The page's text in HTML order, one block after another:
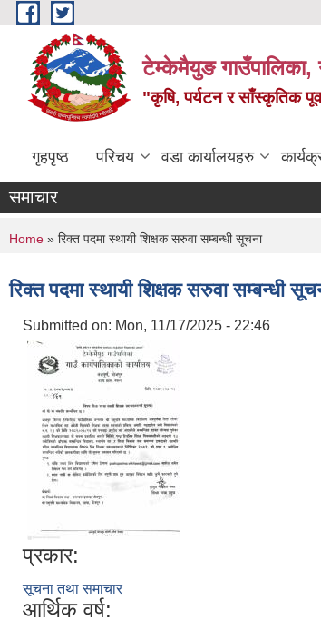
Skip to main content
टेम्केमैयुङ गाउँपालिका,
"कृषि, पर्यटन र साँस्कृतिक
गृहपृष्ठ परिचय वडा कार्यालयहरु
समाचार
You are here
Home » रिक्त पदमा स्थायी शिक्षक सरुवा सम्बन्धी सूचना
रिक्त पदमा स्थायी शिक्षक सरुवा सम्बन्धी
Submitted on: Mon, 11/17/2025 - 22:46
प्रकार:
सूचना तथा समाचार
आर्थिक वर्ष: